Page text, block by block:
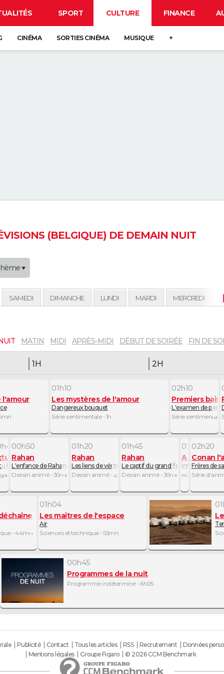
SPORT CULTURE FINANCE
CINÉMA SORTIES CINÉMA MUSIQUE +
(BELGIQUE) DE DEMAIN NUIT
SAMEDI DIMANCHE LUNDI MARDI MERCREDI
MATIN MIDI APRÈS-MIDI DÉBUT DE SOIRÉE FIN DE
1H 2H
l'amour
01h10
Les mystères de l'amour
Dangereux bouquet
Série sentimentale - 1h
02h10
Premiers
L'examen de
Série sentimentale
lumière de la lumière
Mangas
Mangas Juin - ITW Bioman
culturel - 10mn
00h50
Rahan
L'enfance de Rahan
Dessin animé - 30mn
01h20
Rahan
Les liens de vérité
Dessin animé - 25mn
01h45
Rahan
Le captif du grand fleuve
Dessin animé - 30mn
02h15
Actu
Interview de
Magazine
02h20
Conan
Frères de
Série
- 44mn
01h04
Les maîtres de l'espace
Air
Sciences et technique - 55mn
00h45
Programmes de la nuit
Programme indéterminé - 6h05
Publicité Contact Tous les articles RSS Recrutement Données
Mentions légales
Groupe Figaro © 2026 CCM Benchmark